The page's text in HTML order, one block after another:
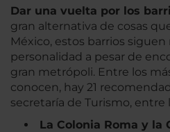
Dar una vuelta por los
gran alternativa de cosas
México, estos barrios
personalidad a pesar de
gran metrópoli. Entre los
conocen, hay 21
secretaría de Turismo, entre
La Colonia Roma y la